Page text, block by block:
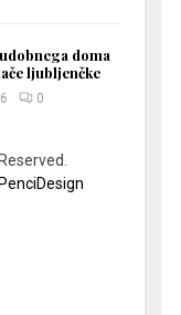
doma
ljubljenčke
0
PenciDesign